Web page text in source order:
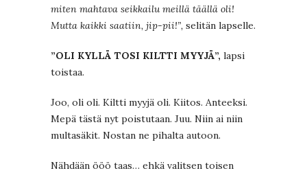
miten mahtava seikkailu meillä täällä oli!
Mutta kaikki saatiin, jip-pii!”, selitän lapselle.
”OLI KYLLÄ TOSI KILTTI MYYJÄ”, lapsi
toistaa.
Joo, oli oli. Kiltti myyjä oli. Kiitos. Anteeksi.
Mepä tästä nyt poistutaan. Juu. Niin ai niin
multasäkit. Nostan ne pihalta autoon.
Nähdään ööö taas… ehkä valitsen toisen